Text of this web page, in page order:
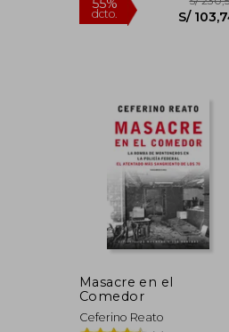
55%
Masacre en el
Comedor
Ceferino Reato